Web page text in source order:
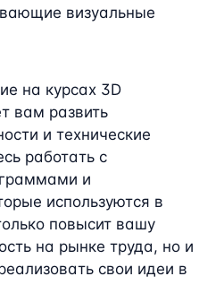
визуальные
на курсах 3D
вам развить
и технические
работать с
и
используются в
повысит вашу
на рынке труда, но и
свои идеи в